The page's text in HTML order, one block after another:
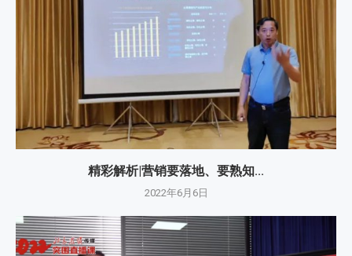
精彩解析|营销要落地、要熟知...
2022年6月6日